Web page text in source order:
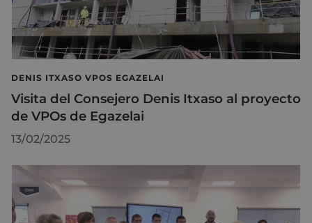
DENIS ITXASO VPOS EGAZELAI
Visita del Consejero Denis Itxaso al proyecto
de VPOs de Egazelai
13/02/2025